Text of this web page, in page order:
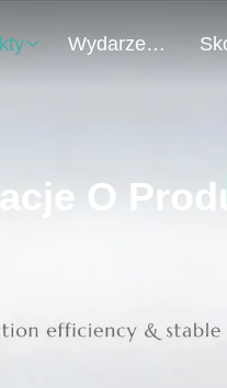
Wydarzenia
O